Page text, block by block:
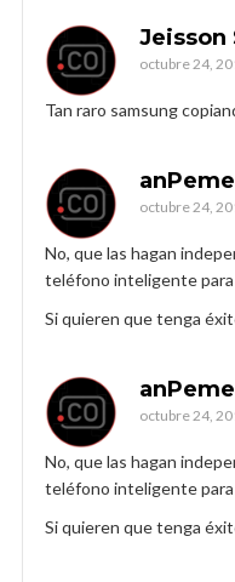
Jeisson
octubre 24,
Tan raro samsung
anPeme
octubre 24,
No, que las hagan
teléfono inteligente para
Si quieren que tenga
anPeme
octubre 24,
No, que las hagan
teléfono inteligente para
Si quieren que tenga